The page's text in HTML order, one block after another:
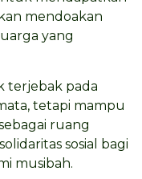
mendoakan
yang
terjebak pada
tetapi mampu
ruang
sosial bagi
musibah.